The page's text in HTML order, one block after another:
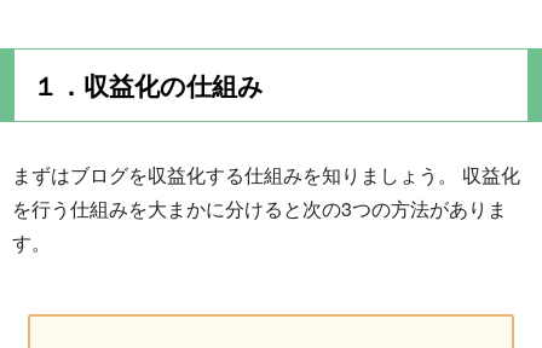
１．収益化の仕組み
まずはブログを収益化する仕組みを知りましょう。 収益化
を行う仕組みを大まかに分けると次の3つの方法がありま
す。